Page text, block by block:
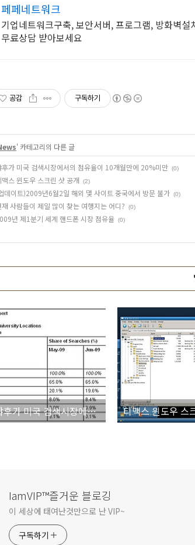
페페네트워크
기업네트워크구축, 보안서버, 프로그램, 방화벽
무료상담 받아보세요
공감 구독하기
' 카테고리의 다른 글
후가 미국 검색시장에서의 점유율이 10개월만에 20%미만 (0)
맥스 윈도우 스크린 샷 공개 (2)
데이트)2009년6월2일 해외 몇 사이트 중국에서 방문 불가 (0)
재 사람들이 제일 많이 찾는 여행지는 어디? (0)
년 제1분기 세계 핸드폰 시장 점유율 (0)
야후가 미국 검색시장에서의 점유율이 10개월만에 20%미만
IamVIP™즐거운 블로깅
이 세상에 태여난것만으로 난 VIP~
구독하기